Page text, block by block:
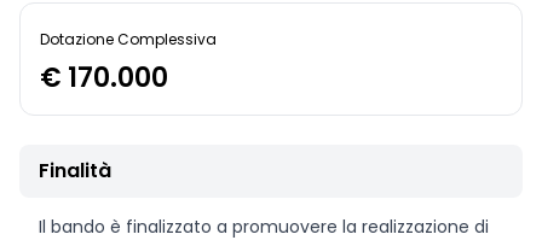
Dotazione Complessiva
€ 170.000
Finalità
Il bando è finalizzato a promuovere la realizzazione di